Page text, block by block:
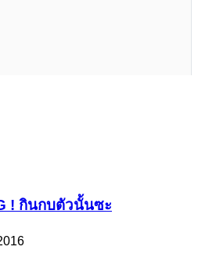
! กินกบตัวนั้นซะ